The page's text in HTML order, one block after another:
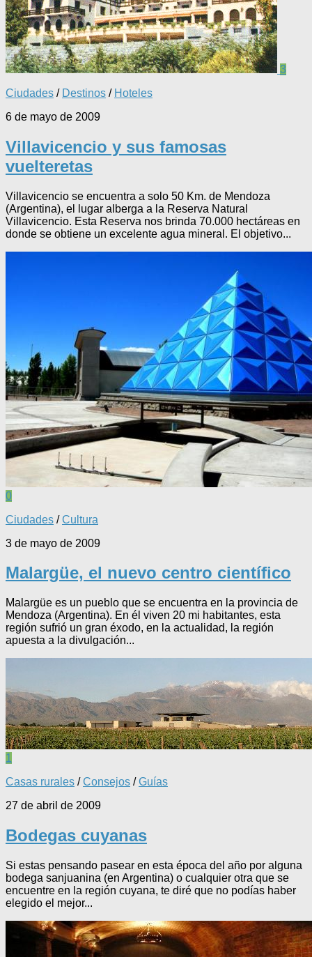
3
Ciudades / Destinos / Hoteles
6 de mayo de 2009
Villavicencio y sus famosas
vuelteretas
Villavicencio se encuentra a solo 50 Km. de Mendoza
(Argentina), el lugar alberga a la Reserva Natural
Villavicencio. Esta Reserva nos brinda 70.000 hectáreas en
donde se obtiene un excelente agua mineral. El objetivo...
0
Ciudades /Cultura
3 de mayo de 2009
Malargüe, el nuevo centro científico
Malargüe es un pueblo que se encuentra en la provincia de
Mendoza (Argentina). En él viven 20 mi habitantes, esta
región sufrió un gran éxodo, en la actualidad, la región
apuesta a la divulgación...
1
Casas rurales /Consejos /Guías
27 de abril de 2009
Bodegas cuyanas
Si estas pensando pasear en esta época del año por alguna
bodega sanjuanina (en Argentina) o cualquier otra que se
encuentre en la región cuyana, te diré que no podías haber
elegido el mejor...